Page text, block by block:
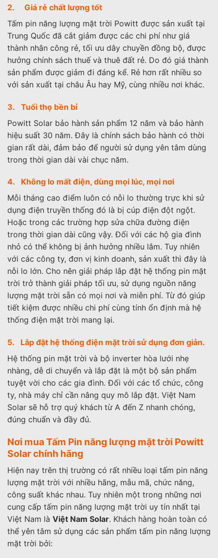
2. Giá rẻ chất lượng tốt
Tấm pin năng lượng mặt trời Powitt được sản xuất tại
Trung Quốc đã cắt giảm được các chi phí như giá
thành nhân công rẻ, tối ưu dây chuyền đồng bộ, được
hưởng chính sách thuế và thuê đất rẻ. Do đó giá thành
sản phẩm được giảm đi đáng kể. Rẻ hơn rất nhiều so
với sản xuất tại châu Âu hay Mỹ, cùng nhiều nơi khác.
3. Tuổi thọ bền bỉ
Powitt Solar bảo hành sản phẩm 12 năm và bảo hành
hiệu suất 30 năm. Đây là chính sách bảo hành có thời
gian rất dài, đảm bảo để người sử dụng yên tâm dùng
trong thời gian dài vài chục năm.
4. Không lo mất điện, dùng mọi lúc, mọi nơi
Mỗi tháng cao điểm luôn có nỗi lo thường trực khi sử
dụng điện truyền thống đó là bị cúp điện đột ngột.
Hoặc trong các trường hợp sửa chữa đường điện
trong thời gian dài cũng vậy. Đối với các hộ gia đình
nhỏ có thể không bị ảnh hưởng nhiều lắm. Tuy nhiên
với các công ty, đơn vị kinh doanh, sản xuất thì đây là
nỗi lo lớn. Cho nên giải pháp lắp đặt hệ thống pin mặt
trời trở thành giải pháp tối ưu, sử dụng nguồn năng
lượng mặt trời sẵn có mọi nơi và miễn phí. Từ đó giúp
tiết kiệm được nhiều chi phí cùng tính ổn định mà hệ
thống điện mặt trời mang lại.
5. Lắp đặt hệ thống điện mặt trời sử dụng đơn giản.
Hệ thống pin mặt trời và bộ inverter hòa lưới nhẹ
nhàng, dễ di chuyển và lắp đặt là một bộ sản phẩm
tuyệt vời cho các gia đình. Đối với các tổ chức, công
ty, nhà máy chỉ cần nâng quy mô lắp đặt. Việt Nam
Solar sẽ hỗ trợ quý khách từ A đến Z nhanh chóng,
đúng chuẩn và đầy đủ.
Nơi mua Tấm Pin năng lượng mặt trời Powitt
Solar chính hãng
Hiện nay trên thị trường có rất nhiều loại tấm pin năng
lượng mặt trời với nhiều hãng, mẫu mã, chức năng,
công suất khác nhau. Tuy nhiên một trong những nơi
cung cấp tấm pin năng lượng mặt trời uy tín nhất tại
Việt Nam là Việt Nam Solar. Khách hàng hoàn toàn có
thể yên tâm sử dụng các sản phẩm tấm pin năng lượng
mặt trời bởi: